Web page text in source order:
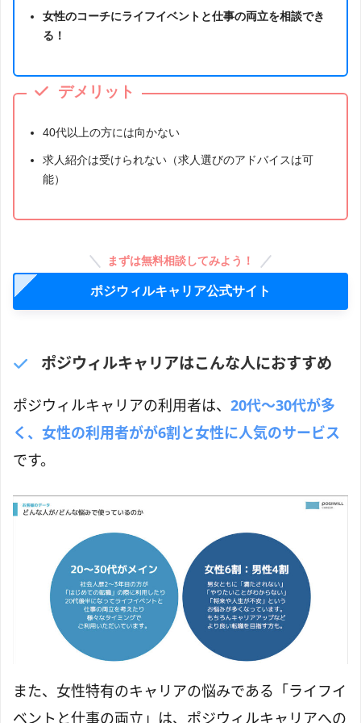
女性のコーチにライフイベントと仕事の両立を相談でき
る！
デメリット
40代以上の方には向かない
求人紹介は受けられない（求人選びのアドバイスは可
能）
まずは無料相談してみよう！
ポジウィルキャリア公式サイト
ポジウィルキャリアはこんな人におすすめ
ポジウィルキャリアの利用者は、 20代〜30代が多
く、女性の利用者がが6割と女性に人気のサービス
です。
また、女性特有のキャリアの悩みである「ライフイ
ベントと仕事の両立」は、ポジウィルキャリアへの